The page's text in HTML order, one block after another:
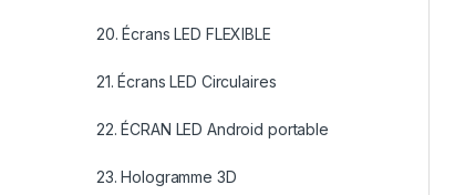
20. Écrans LED FLEXIBLE
21. Écrans LED Circulaires
22. ÉCRAN LED Android portable
23. Hologramme 3D